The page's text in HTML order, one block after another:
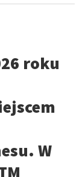
roku
W